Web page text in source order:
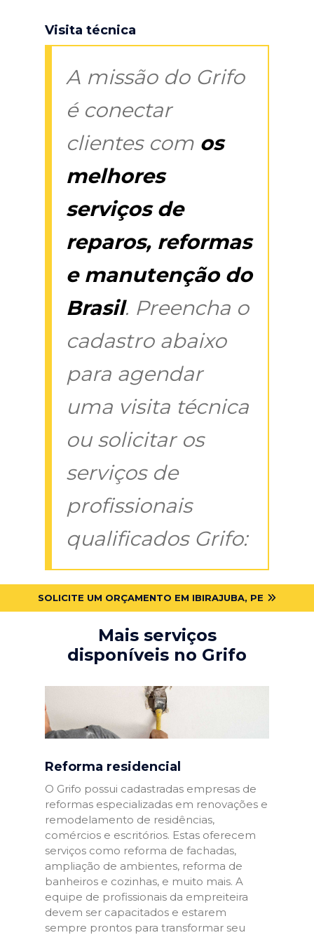
Visita técnica
A missão do Grifo
é conectar
clientes com os
melhores
serviços de
reparos, reformas
e manutenção do
Brasil. Preencha o
cadastro abaixo
para agendar
uma visita técnica
ou solicitar os
serviços de
profissionais
qualificados Grifo:
SOLICITE UM ORÇAMENTO EM IBIRAJUBA, PE
Mais serviços
disponíveis no Grifo
Reforma residencial
O Grifo possui cadastradas empresas de
reformas especializadas em renovações e
remodelamento de residências,
comércios e escritórios. Estas oferecem
serviços como reforma de fachadas,
ampliação de ambientes, reforma de
banheiros e cozinhas, e muito mais. A
equipe de profissionais da empreiteira
devem ser capacitados e estarem
sempre prontos para transformar seu